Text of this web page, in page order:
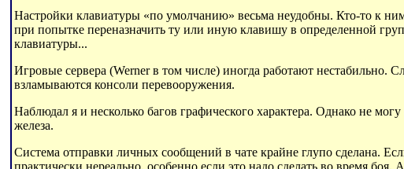
Настройки клавиатуры «по умолчанию» весьма неудобны. Кто-то к
при попытке переназначить ту или иную клавишу в определенной
клавиатуры...
Игровые сервера (Werner в том числе) иногда работают нестабильно.
взламываются консоли перевооружения.
Наблюдал я и несколько багов графического характера. Однако не
железа.
Система отправки личных сообщений в чате крайне глупо сделана.
практически нереально, особенно если это надо сделать во время